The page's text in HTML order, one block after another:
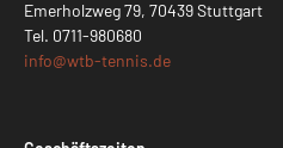
Emerholzweg 79, 70439 Stuttgart
Tel. 0711-980680
info@wtb-tennis.de